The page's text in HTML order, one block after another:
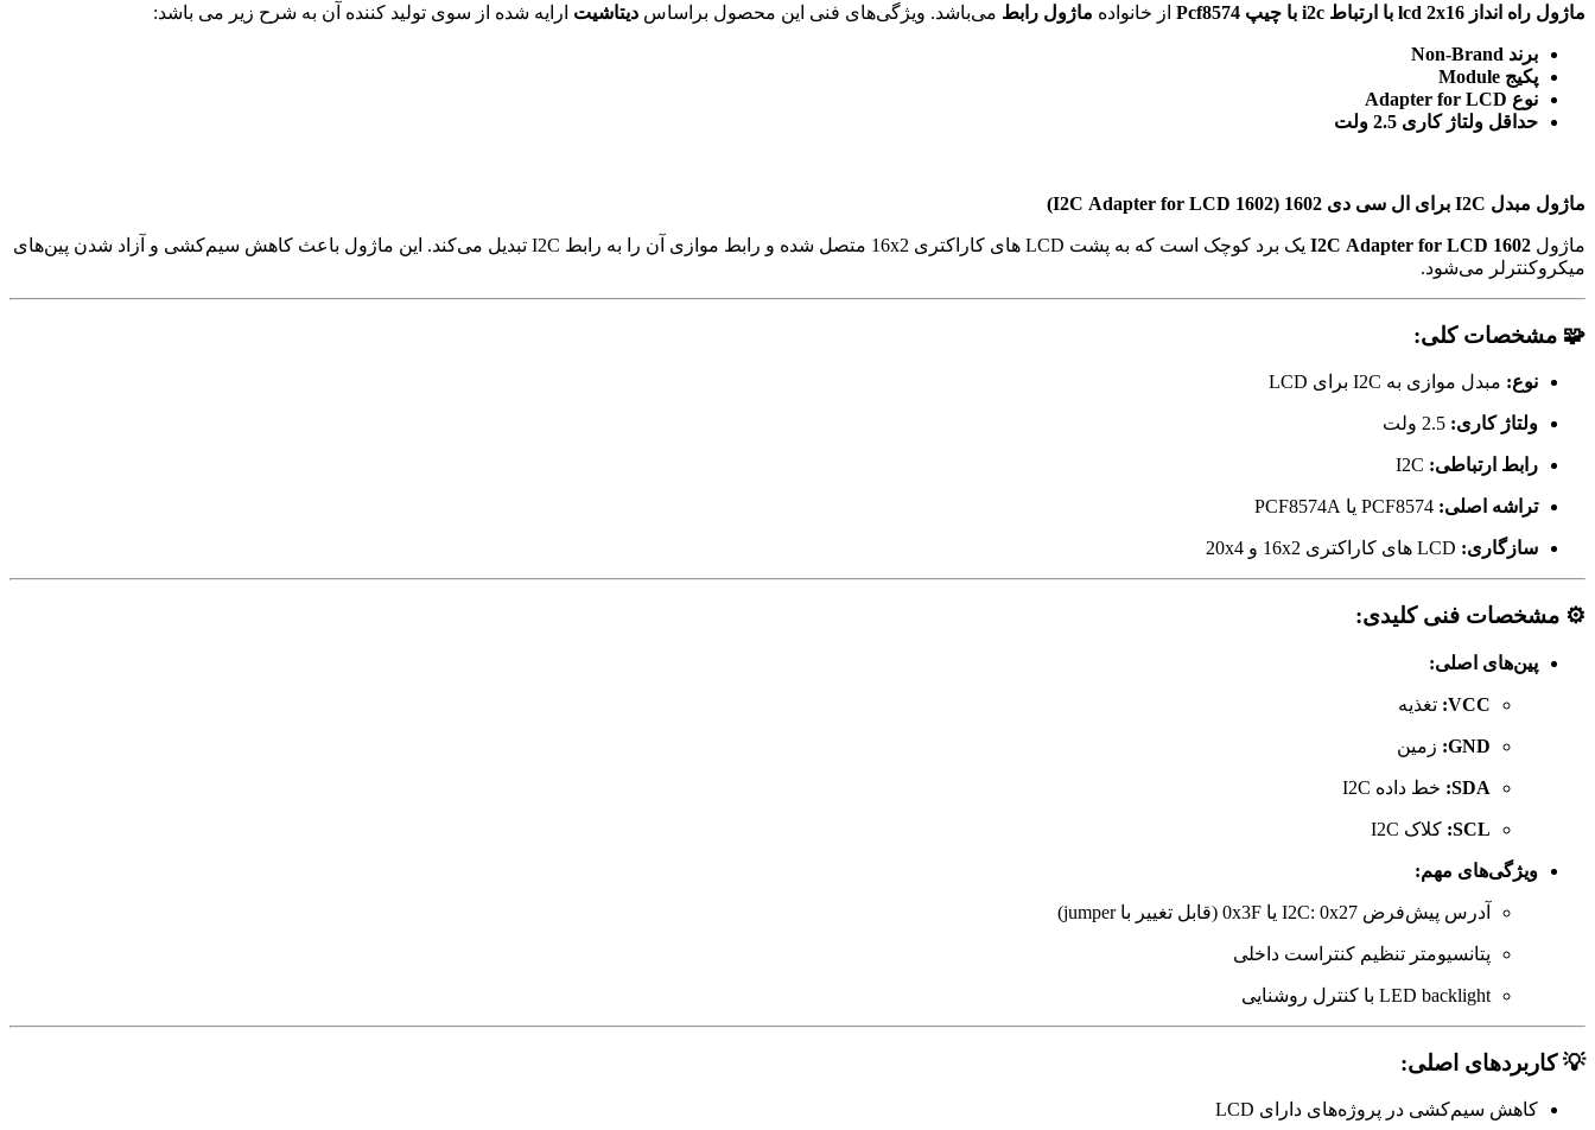
ماژول راه انداز lcd 2x16 با ارتباط i2c با چیپ Pcf8574 از خانواده ماژول رابط دیتاشیت ارایه شده از سوی تولید کننده آن به شرح زیر می باشد:
برند Non-Brand
پکیج Module
نوع Adapter for LCD
حداقل ولتاژ کاری 2.5 ولت
ماژول مبدل I2C برای ال سی دی 1602 (I2C Adapter for LCD 1602)
ماژول I2C Adapter for LCD 1602
یک برد کوچک است که به پشت LCD های کاراکتری 16x2 متصل شده و رابط موازی آن را به رابط I2C تبدیل می‌کند. این ماژول باعث کاهش سیم‌کشی و آزاد شدن پین‌های
میکروکنترلر می‌شود.
🧩 مشخصات کلی:
نوع: مبدل موازی به I2C برای LCD
ولتاژ کاری: 2.5 ولت
رابط ارتباطی: I2C
تراشه اصلی: PCF8574 یا PCF8574A
سازگاری: LCD های کاراکتری 16x2 و 20x4
⚙️ مشخصات فنی کلیدی:
پین‌های اصلی:
VCC: تغذیه
GND: زمین
SDA: خط داده I2C
SCL: کلاک I2C
ویژگی‌های مهم:
آدرس پیش‌فرض I2C: 0x27 یا 0x3F (قابل تغییر با jumper)
پتانسیومتر تنظیم کنتراست داخلی
LED backlight با کنترل روشنایی
💡 کاربردهای اصلی:
کاهش سیم‌کشی در پروژه‌های دارای LCD